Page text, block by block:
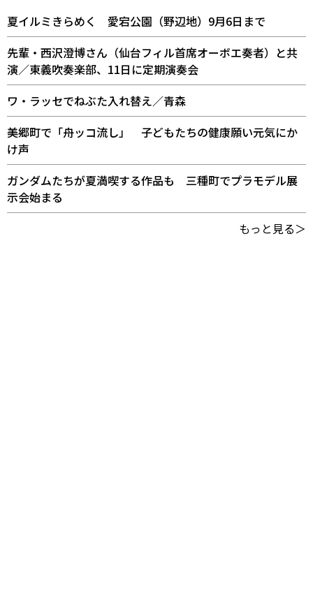
夏イルミきらめく 愛宕公園（野辺地）9月6日まで
先輩・西沢澄博さん（仙台フィル首席オーボエ奏者）と共
演／東義吹奏楽部、11日に定期演奏会
ワ・ラッセでねぶた入れ替え／青森
美郷町で「舟ッコ流し」 子どもたちの健康願い元気にか
け声
ガンダムたちが夏満喫する作品も 三種町でプラモデル展
示会始まる
もっと見る＞